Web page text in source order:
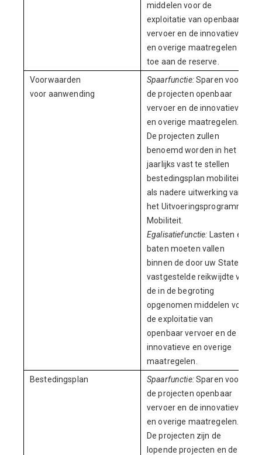
middelen voor de
exploitatie van openbaar
vervoer en de innovatieve
en overige maatregelen
toe aan de reserve.
Voorwaarden
voor aanwending
Spaarfunctie:Sparen voor
de projecten openbaar
vervoer en de innovatieve
en overige maatregelen.
De projecten zullen
benoemd worden in het
jaarlijks vast te stellen
bestedingsplan mobiliteit
als nadere uitwerking van
het Uitvoeringsprogramma
Mobiliteit.
Egalisatiefunctie:
Lasten en
baten moeten vallen
binnen de door uw Staten
vastgestelde reikwijdte van
de in de begroting
opgenomen middelen voor
de exploitatie van
openbaar vervoer en de
innovatieve en overige
maatregelen.
Bestedingsplan
Spaarfunctie:Sparen voor
de projecten openbaar
vervoer en de innovatieve
en overige maatregelen.
De projecten zijn de
lopende projecten en de